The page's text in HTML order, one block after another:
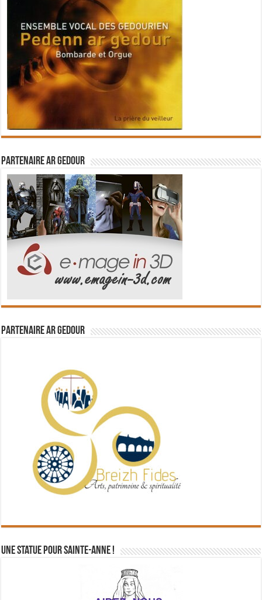
Partenaire Ar Gedour
Partenaire Ar Gedour
Une statue pour Sainte-Anne !